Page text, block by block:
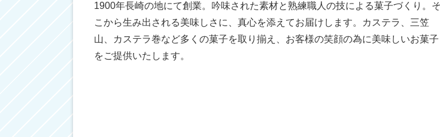
1900年長崎の地にて創業。吟味された素材と熟練職人の技による菓子づくり。そ
こから生み出される美味しさに、真心を添えてお届けします。カステラ、三笠
山、カステラ巻など多くの菓子を取り揃え、お客様の笑顔の為に美味しいお菓子
をご提供いたします。